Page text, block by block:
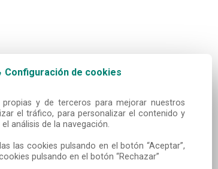
Configuración de cookies
propias y de terceros para mejorar nuestros
el tráfico, para personalizar el contenido y
análisis de la navegación.
las cookies pulsando en el botón “Aceptar”,
pulsando en el botón “Rechazar”